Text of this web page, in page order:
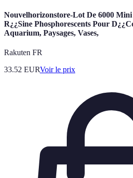
Nouvelhorizonstore-Lot De 6000 Mini
R¿¿Sine Phosphorescents Pour
Aquarium, Paysages, Vases,
Rakuten FR
33.52 EURVoir le prix